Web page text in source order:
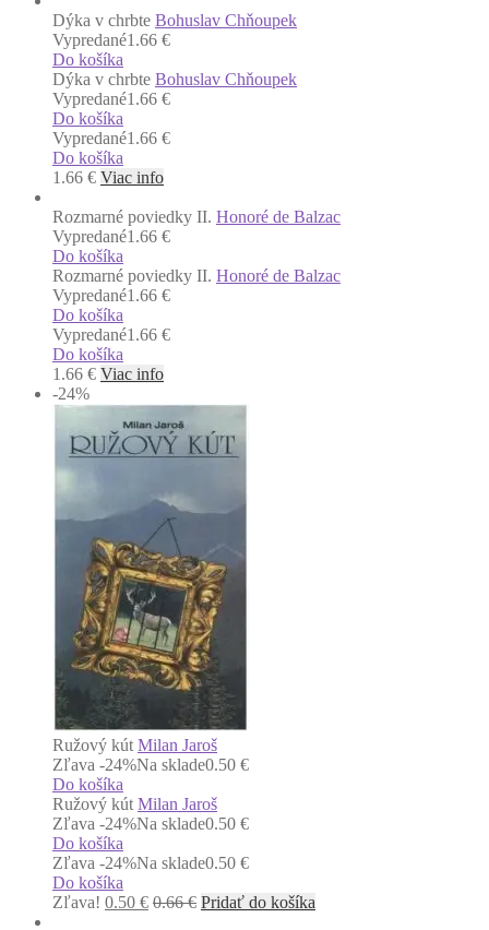
Dýka v chrbte Bohuslav Chňoupek
Vypredané1.66 €
Do košíka
Dýka v chrbte Bohuslav Chňoupek
Vypredané1.66 €
Do košíka
Vypredané1.66 €
Do košíka
1.66 € Viac info
Rozmarné poviedky II. Honoré de Balzac
Vypredané1.66 €
Do košíka
Rozmarné poviedky II. Honoré de Balzac
Vypredané1.66 €
Do košíka
Vypredané1.66 €
Do košíka
1.66 € Viac info
-24%
Ružový kút Milan Jaroš
Zľava -24%Na sklade0.50 €
Do košíka
Ružový kút Milan Jaroš
Zľava -24%Na sklade0.50 €
Do košíka
Zľava -24%Na sklade0.50 €
Do košíka
Zľava! 0.50 € 0.66€ Pridať do košíka